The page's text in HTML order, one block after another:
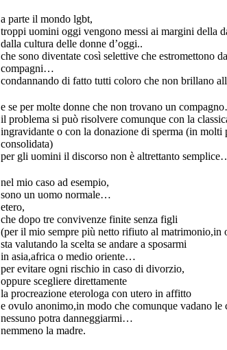
a parte il mondo lgbt,
troppi uomini oggi vengono messi ai margini della
dalla cultura delle donne d’oggi..
che sono diventate così selettive che estromettono
compagni…
condannando di fatto tutti coloro che non brillano
e se per molte donne che non trovano un
il problema si può risolvere comunque con la
ingravidante o con la donazione di sperma (in molti
consolidata)
per gli uomini il discorso non è altrettanto
nel mio caso ad esempio,
sono un uomo normale…
etero,
che dopo tre convivenze finite senza figli
(per il mio sempre più netto rifiuto al matrimonio,in
sta valutando la scelta se andare a sposarmi
in asia,africa o medio oriente…
per evitare ogni rischio in caso di divorzio,
oppure scegliere direttamente
la procreazione eterologa con utero in affitto
e ovulo anonimo,in modo che comunque vadano le
nessuno potra danneggiarmi…
nemmeno la madre.